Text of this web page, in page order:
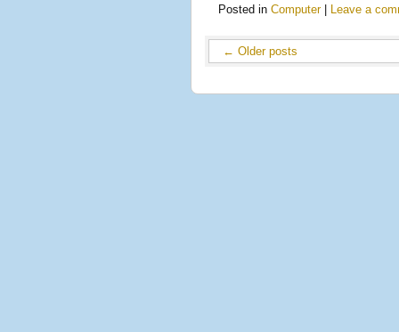
Posted in Computer Leave a
← Older posts